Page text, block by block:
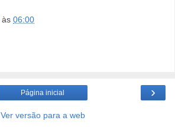
às 06:00
›
Página inicial
Ver versão para a web